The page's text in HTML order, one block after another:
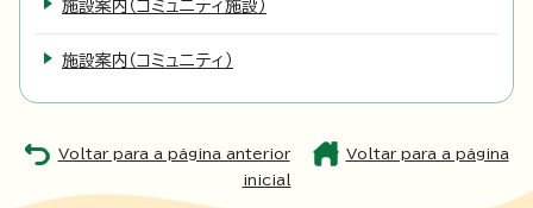
施設案内（コミュニティ施設）
施設案内（コミュニティ）
Voltar para a página anterior
Voltar para a página
inicial